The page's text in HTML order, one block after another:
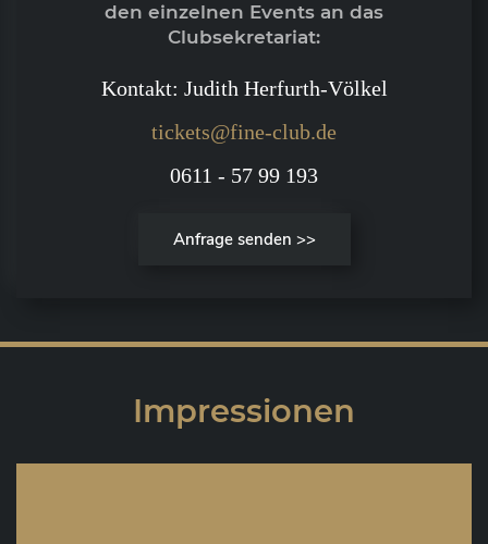
den einzelnen Events an das
Clubsekretariat:
Kontakt: Judith Herfurth-Völkel
tickets@fine-club.de
0611 - 57 99 193
Anfrage senden >>
Impressionen